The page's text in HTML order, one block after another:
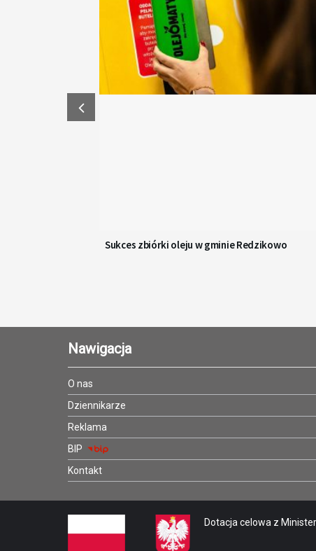
Sukces zbiórki oleju w gminie Redzikowo
Nawigacja
O nas
Dziennikarze
Reklama
BIP
Kontakt
Dotacja celowa z